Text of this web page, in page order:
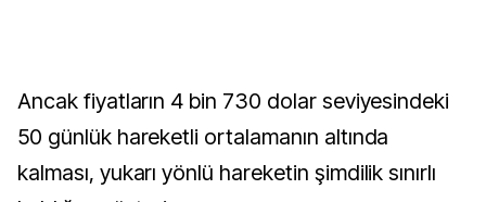
Ancak fiyatların 4 bin 730 dolar seviyesindeki
50 günlük hareketli ortalamanın altında
kalması, yukarı yönlü hareketin şimdilik sınırlı